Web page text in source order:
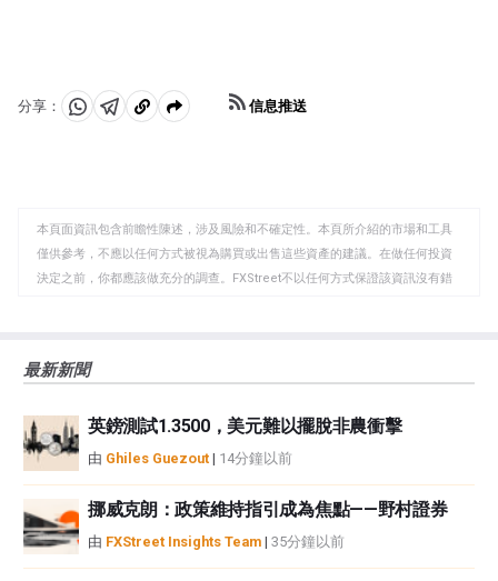
分享：
分 分 複
板
信息推送
本頁面資訊包含前瞻性陳述，涉及風險和不確定性。本頁所介紹的市場和工具
僅供參考，不應以任何方式被視為購買或出售這些資產的建議。在做任何投資
決定之前，你都應該做充分的調查。FXStreet不以任何方式保證該資訊沒有錯
觀點，並不代表FXStreet或其廣告商的官方政策或立場。作者不對本頁連結的
如果文章正文中沒有明確提到，在撰寫本文時，作者在本文中提到的任何股票
中都沒有頭寸，也沒有與文中提到的任何公司有業務關係。除了FXStreet，作
者沒有收到撰寫這篇文章的報酬。
FXStreet和作者不提供個性化的建議。作者對該資訊的準確性、完整性或適用
性不作任何陳述。FXStreet和作者將不承擔任何錯誤，遺漏或任何損失，傷害
或損害由此資訊及其顯示或使用引起的。錯誤和遺漏除外。本文作者和
FXStreet並非註冊投資顧問，本文內容無意提供任何投資建議。
最新新聞
英鎊測試1.3500，美元難以擺脫非農衝擊
由 Ghiles Guezout | 14分鐘以前
挪威克朗：政策維持指引成為焦點——野村證券
由 FXStreet Insights Team | 35分鐘以前